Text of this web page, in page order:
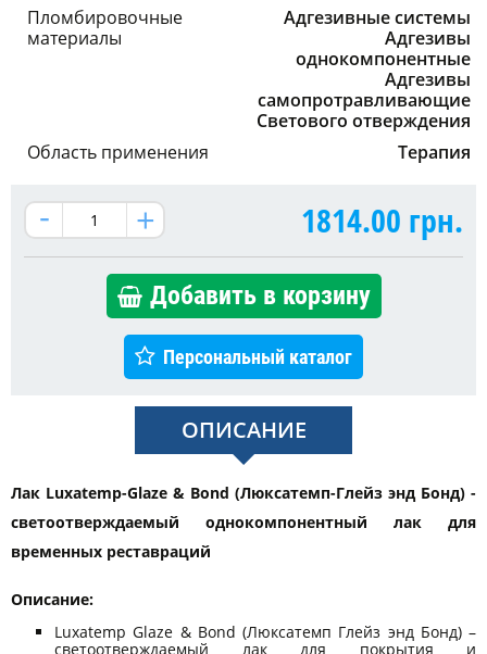
Пломбировочные
материалы
Адгезивные системы
Адгезивы
однокомпонентные
Адгезивы
самопротравливающие
Светового отверждения
Область применения
Терапия
1814.00 грн.
Добавить в корзину
Персональный каталог
ОПИСАНИЕ
Лак Luxatemp-Glaze & Bond (Люксатемп-Глейз энд Бонд) -
cветоотверждаемый однокомпонентный лак для
временных реставраций
Описание:
Luxatemp Glaze & Bond (Люксатемп Глейз энд Бонд) –
светоотверждаемый лак для покрытия и